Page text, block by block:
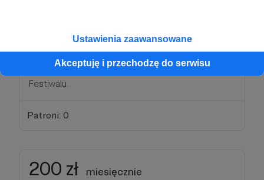
Ustawienia zaawansowane
Akceptuję i przechodzę do serwisu
Z takim partnerem współpraca to sama
przyjemność! Oprócz korzyści z poprzednich
progów otrzymujesz od nas gadżety z logiem
Festiwalu.
Patroni: 0
200 zł miesięcznie